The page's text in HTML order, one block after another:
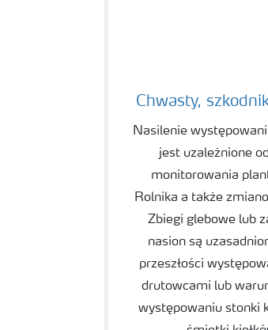
Chwasty,
Nasilenie
jest uzależnione
monitorowania
Rolnika a także
Zbiegi glebowe lub
nasion są
przeszłości
drutowcami lub
występowaniu stonki